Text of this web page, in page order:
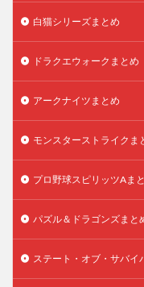
白猫シリーズまとめ
ドラクエウォークまとめ
アークナイツまとめ
モンスターストライクま
プロ野球スピリッツAま
パズル＆ドラゴンズまと
ステート・オブ・サバイ